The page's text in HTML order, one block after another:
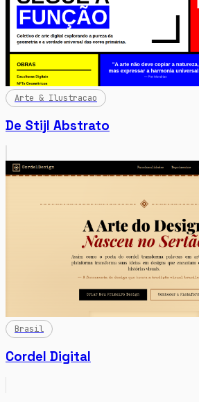
Arte & Ilustracao
De Stijl Abstrato
Brasil
Cordel Digital